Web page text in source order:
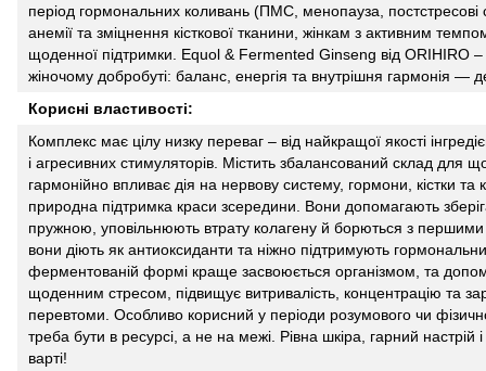
період гормональних коливань (ПМС менопауза ,
анемії та зміцнення кісткової тканини, жінкам з активним
щоденної підтримки. Equol & Fermented Ginseng від ORIHIRO
жіночому добробуті: баланс, енергія та внутрішня гармонія —
Корисні властивості:
Комплекс має цілу низку переваг – від найкращої якості
і агресивних стимуляторів. Містить збалансований склад для
гармонійно впливає дія на нервову систему, гормони, кістки та
природна підтримка краси зсередини. Вони допомагають
пружною, уповільнюють втрату колагену й борються з першими
вони діють як антиоксиданти та ніжно підтримують
ферментованій формі краще засвоюється організмом, та
щоденним стресом, підвищує витривалість, концентрацію та
перевтоми. Особливо корисний у періоди розумового чи
треба бути в ресурсі , а не на межі. Рівна шкіра, гарний настрій і
варті!